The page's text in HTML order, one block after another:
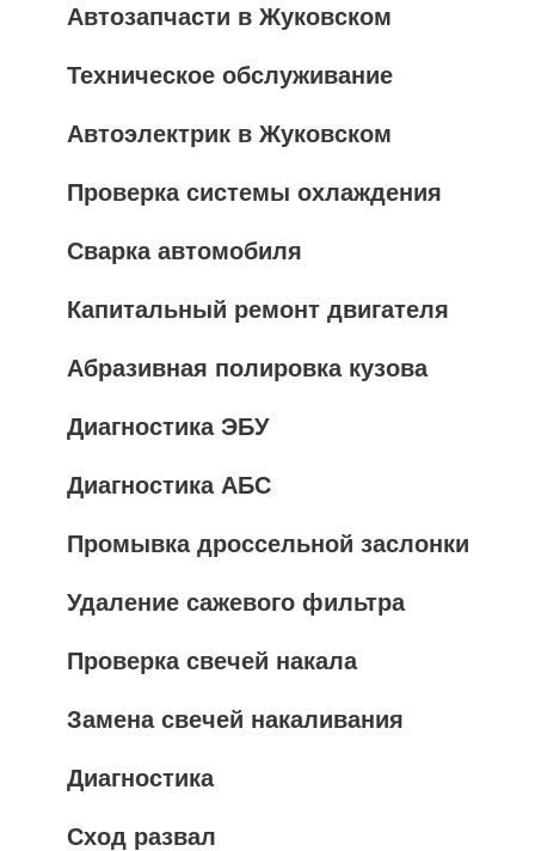
Автозапчасти в Жуковском
Техническое обслуживание
Автоэлектрик в Жуковском
Проверка системы охлаждения
Сварка автомобиля
Капитальный ремонт двигателя
Абразивная полировка кузова
Диагностика ЭБУ
Диагностика АБС
Промывка дроссельной заслонки
Удаление сажевого фильтра
Проверка свечей накала
Замена свечей накаливания
Диагностика
Сход развал